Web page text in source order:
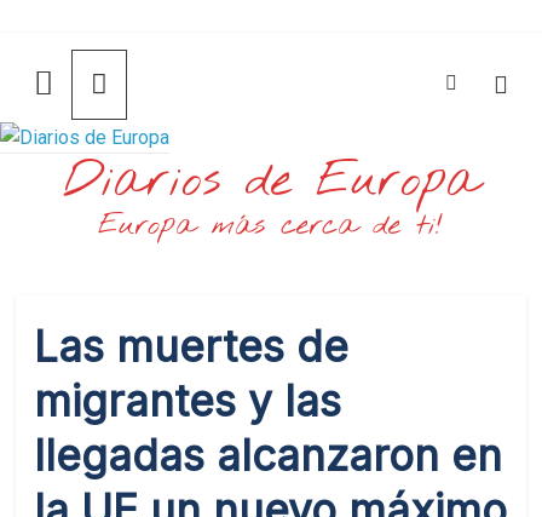
contenido
Diarios de Europa
Europa más cerca de ti!
Las muertes de
migrantes y las
llegadas alcanzaron en